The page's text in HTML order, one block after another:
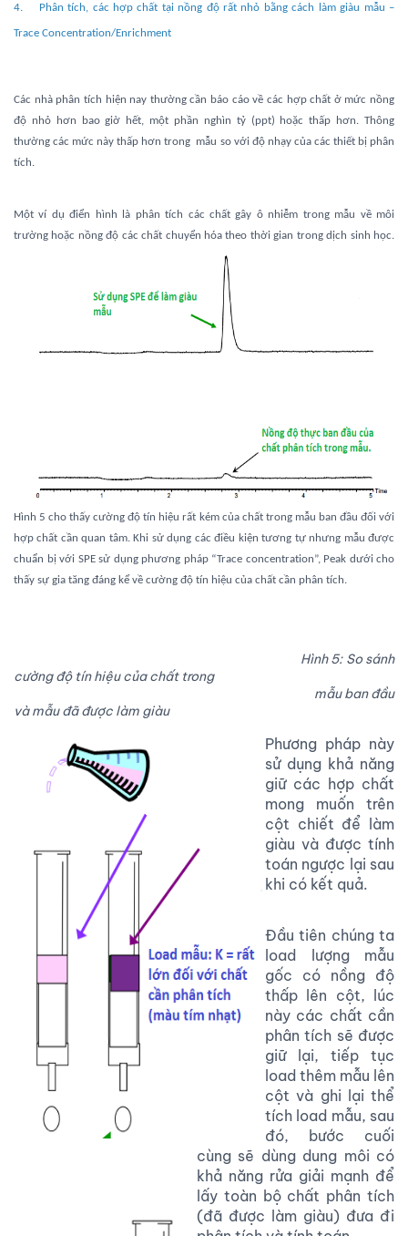
4. Phân tích, các hợp chất tại nồng độ rất nhỏ bằng cách làm giàu mẫu –
Trace Concentration/Enrichment
Các nhà phân tích hiện nay thường cần báo cáo về các hợp chất ở mức nồng
độ nhỏ hơn bao giờ hết, một phần nghìn tỷ (ppt) hoặc thấp hơn. Thông
thường các mức này thấp hơn trong mẫu so với độ nhạy của các thiết bị phân
tích.
Một ví dụ điển hình là phân tích các chất gây ô nhiễm trong mẫu về môi
trường hoặc nồng độ các chất chuyển hóa theo thờigian trong dịch sinh học.
Hình 5 cho thấy cường độ tín hiệu rất kém của chất trong mẫu ban đầu đối với
hợp chất cần quan tâm. Khi sử dụng các điều kiện tương tự nhưng mẫu được
chuẩn bị với SPE sử dụng phương pháp “Trace concentration”, Peak dưới cho
thấy sự gia tăng đáng kể về cường độ tín hiệu của chất cần phân tích.
Hình 5: So sánh
cường độ tín hiệu của chất trong
mẫu ban đầu
và mẫu đã được làm giàu
Phương pháp này
sử dụng khả năng
giữ các hợp chất
mong muốn trên
cột chiết để làm
giàu và được tính
toán ngược lại sau
khi có kết quả.
Đầu tiên chúng ta
load lượng mẫu
gốc có nồng độ
thấp lên cột, lúc
này các chất cần
phân tích sẽ được
giữ lại, tiếp tục
load thêm mẫu lên
cột và ghi lại thể
tích load mẫu, sau
đó, bước cuối
cùng sẽ dùng dung môi có
khả năng rửa giải mạnh để
lấy toàn bộ chất phân tích
(đã được làm giàu) đưa đi